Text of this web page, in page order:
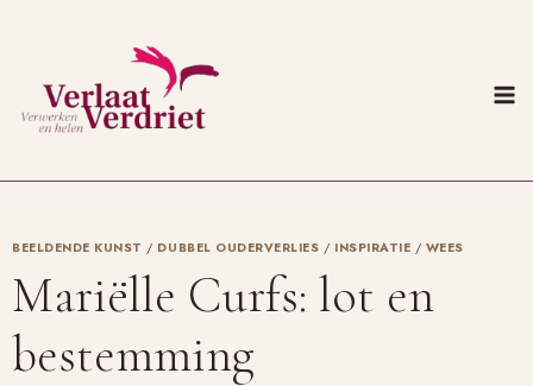
inhoud
BEELDENDE KUNST / DUBBEL OUDERVERLIES / INSPIRATIE / WEES
Mariëlle Curfs: lot en
bestemming